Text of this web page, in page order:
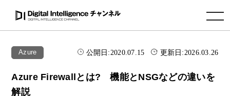
toggle navigation
Azure 公開日:2020.07.15 更新日:2026.03.26
Azure Firewallとは? 機能とNSGなどの違いを
解説